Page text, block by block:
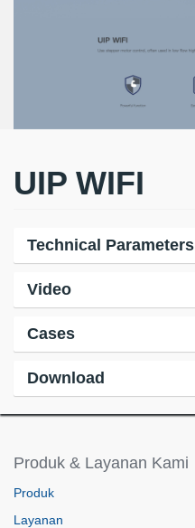
UIP WIFI
Technical Parameters
Video
Cases
Download
Produk & Layanan Kami
Produk
Layanan